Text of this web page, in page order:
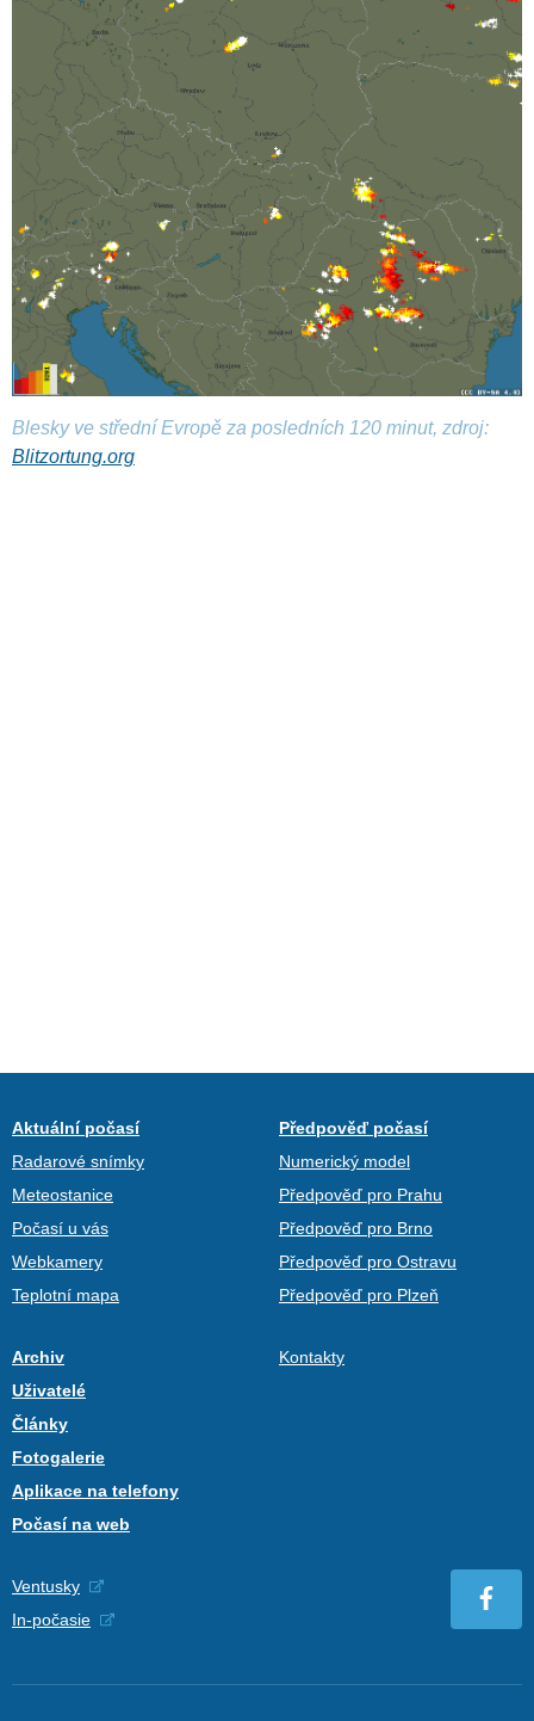
Blesky ve střední Evropě za posledních 120 minut, zdroj:
Blitzortung.org
Aktuální počasí
Radarové snímky
Meteostanice
Počasí u vás
Webkamery
Teplotní mapa
Předpověď počasí
Numerický model
Předpověď pro Prahu
Předpověď pro Brno
Předpověď pro Ostravu
Předpověď pro Plzeň
Archiv
Uživatelé
Články
Fotogalerie
Aplikace na telefony
Počasí na web
Kontakty
Ventusky
In-počasie